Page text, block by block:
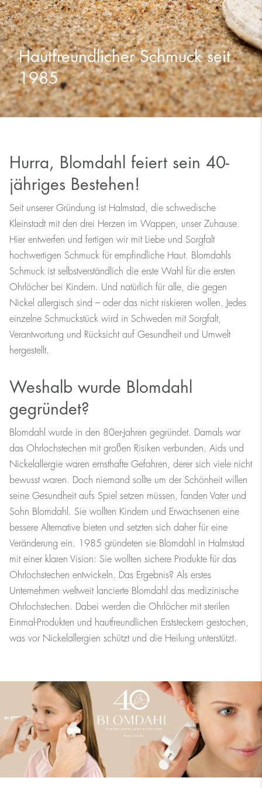
Hautfreundlicher Schmuck seit
1985
Hurra, Blomdahl feiert sein 40-
jähriges Bestehen!
Seit unserer Gründung ist Halmstad, die schwedische
Kleinstadt mit den drei Herzen im Wappen, unser Zuhause.
Hier entwerfen und fertigen wir mit Liebe und Sorgfalt
hochwertigen Schmuck für empfindliche Haut. Blomdahls
Schmuck ist selbstverständlich die erste Wahl für die ersten
Ohrlöcher bei Kindern. Und natürlich für alle, die gegen
Nickel allergisch sind – oder das nicht riskieren wollen. Jedes
einzelne Schmuckstück wird in Schweden mit Sorgfalt,
Verantwortung und Rücksicht auf Gesundheit und Umwelt
hergestellt.
Weshalb wurde Blomdahl
gegründet?
Blomdahl wurde in den 80er-Jahren gegründet. Damals war
das Ohrlochstechen mit großen Risiken verbunden. Aids und
Nickelallergie waren ernsthafte Gefahren, derer sich viele nicht
bewusst waren. Doch niemand sollte um der Schönheit willen
seine Gesundheit aufs Spiel setzen müssen, fanden Vater und
Sohn Blomdahl. Sie wollten Kindern und Erwachsenen eine
bessere Alternative bieten und setzten sich daher für eine
Veränderung ein. 1985 gründeten sie Blomdahl in Halmstad
mit einer klaren Vision: Sie wollten sichere Produkte für das
Ohrlochstechen entwickeln. Das Ergebnis? Als erstes
Unternehmen weltweit lancierte Blomdahl das medizinische
Ohrlochstechen. Dabei werden die Ohrlöcher mit sterilen
Einmal-Produkten und hautfreundlichen Erststeckern gestochen,
was vor Nickelallergien schützt und die Heilung unterstützt.